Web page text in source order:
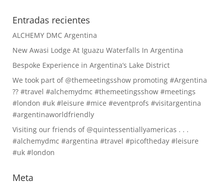
Entradas recientes
ALCHEMY DMC Argentina
New Awasi Lodge At Iguazu Waterfalls In Argentina
Bespoke Experience in Argentina’s Lake District
We took part of @themeetingsshow promoting #Argentina
?? #travel #alchemydmc #themeetingsshow #meetings
#london #uk #leisure #mice #eventprofs #visitargentina
#argentinaworldfriendly
Visiting our friends of @quintessentiallyamericas . . .
#alchemydmc #argentina #travel #picoftheday #leisure
#uk #london
Meta